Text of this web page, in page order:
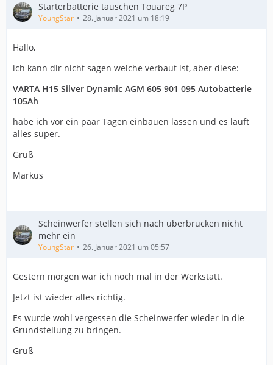
Starterbatterie tauschen Touareg 7P
YoungStar 28. Januar 2021 um 18:19
Hallo,
ich kann dir nicht sagen welche verbaut ist, aber diese:
VARTA H15 Silver Dynamic AGM 605 901 095 Autobatterie
105Ah
habe ich vor ein paar Tagen einbauen lassen und es läuft
alles super.
Gruß
Markus
Scheinwerfer stellen sich nach überbrücken nicht
mehr ein
YoungStar 26. Januar 2021 um 05:57
Gestern morgen war ich noch mal in der Werkstatt.
Jetzt ist wieder alles richtig.
Es wurde wohl vergessen die Scheinwerfer wieder in die
Grundstellung zu bringen.
Gruß